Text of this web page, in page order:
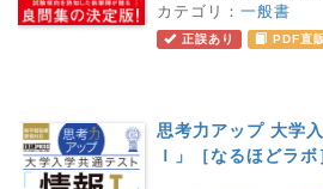
カテゴリ： 一般書
正誤あり PDF直
思考力アップ 大学
Ｉ」［なるほどラボ